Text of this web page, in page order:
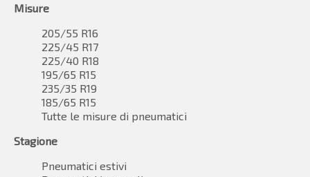
Misure
205/55 R16
225/45 R17
225/40 R18
195/65 R15
235/35 R19
185/65 R15
Tutte le misure di pneumatici
Stagione
Pneumatici estivi